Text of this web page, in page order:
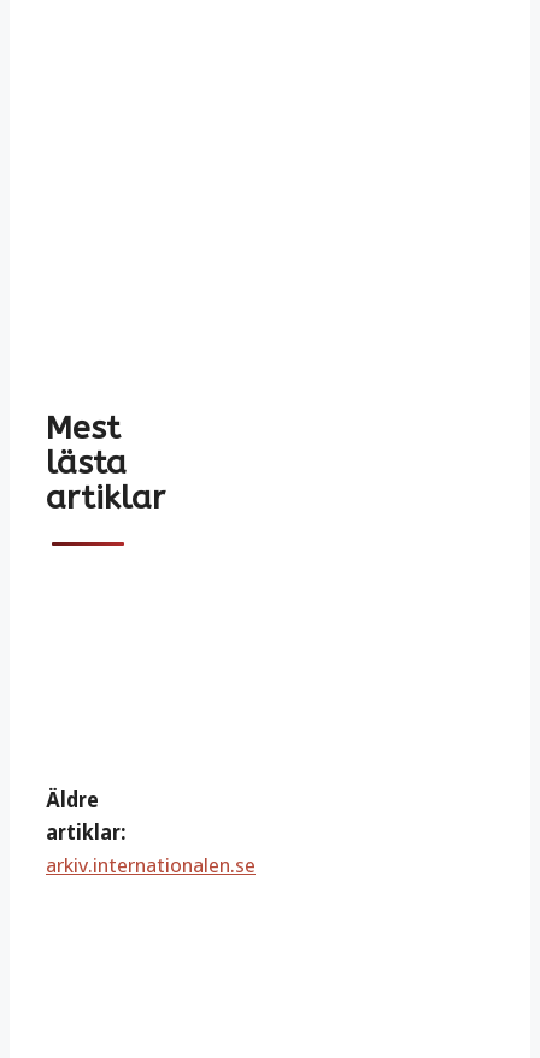
Mest
lästa
artiklar
Äldre
artiklar:
arkiv.internationalen.se